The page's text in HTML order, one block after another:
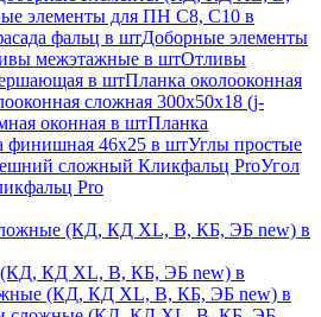
элементы для ПН С8, С10 в
фальц в штДоборные элементы
межэтажные в штОтливы
в штПланка околооконная
сложная 300х50х18 (j-
оконная в штПланка
финишная 46х25 в штУглы простые
сложный Кликфальц ProУгол
Pro
(КД, КД XL, В, КБ, ЭБ new) в
КД XL, В, КБ, ЭБ new) в
(КД, КД XL, В, КБ, ЭБ new) в